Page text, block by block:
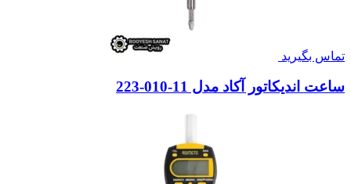
تماس بگیرید
ساعت اندیکاتور آکاد مدل 11-010-223